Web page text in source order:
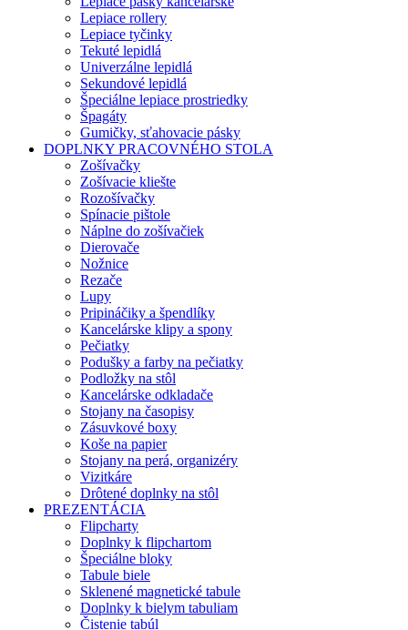
Lepiace rollery
Lepiace tyčinky
Tekuté lepidlá
Univerzálne lepidlá
Sekundové lepidlá
Špeciálne lepiace prostriedky
Špagáty
Gumičky, sťahovacie pásky
DOPLNKY PRACOVNÉHO STOLA
Zošívačky
Zošívacie kliešte
Rozošívačky
Spínacie pištole
Náplne do zošívačiek
Dierovače
Nožnice
Rezače
Lupy
Pripináčiky a špendlíky
Kancelárske klipy a spony
Pečiatky
Podušky a farby na pečiatky
Podložky na stôl
Kancelárske odkladače
Stojany na časopisy
Zásuvkové boxy
Koše na papier
Stojany na perá, organizéry
Vizitkáre
Drôtené doplnky na stôl
PREZENTÁCIA
Flipcharty
Doplnky k flipchartom
Špeciálne bloky
Tabule biele
Sklenené magnetické tabule
Doplnky k bielym tabuliam
Čistenie tabúl